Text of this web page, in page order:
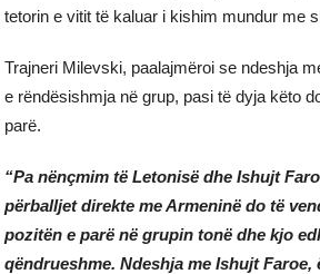
tetorin e vitit të kaluar i kishim mundur me
Trajneri Milevski, paalajmëroi se ndeshja
e rëndësishmja në grup, pasi të dyja këto
parë.
“Pa nënçmim të Letonisë dhe Ishujt
përballjet direkte me Armeninë do të
pozitën e parë në grupin tonë dhe kjo
qëndrueshme. Ndeshja me Ishujt Faroe,